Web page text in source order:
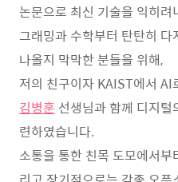
논문으로 최신 기술을 익히
그래밍과 수학부터 탄탄히
나올지 막막한 분들을 위해,
저의 친구이자 KAIST에서 AI
김병훈 선생님과 함께 디지
련하였습니다.
소통을 통한 친목 도모에서부